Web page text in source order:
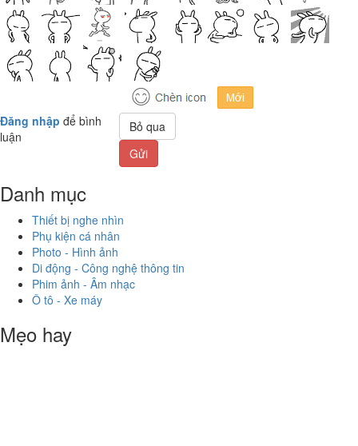
Đăng nhập để bình
luận
Bỏ qua
Gửi
Danh mục
Thiết bị nghe nhìn
Phụ kiện cá nhân
Photo - Hình ảnh
Di động - Công nghệ thông tin
Phim ảnh - Âm nhạc
Ô tô - Xe máy
Mẹo hay